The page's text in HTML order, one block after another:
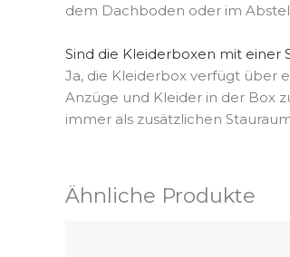
dem Dachboden oder im
Sind die Kleiderboxen mit einer
Ja, die Kleiderbox verfügt über
Anzüge und Kleider in der Box
immer als zusätzlichen
Ähnliche Produkte